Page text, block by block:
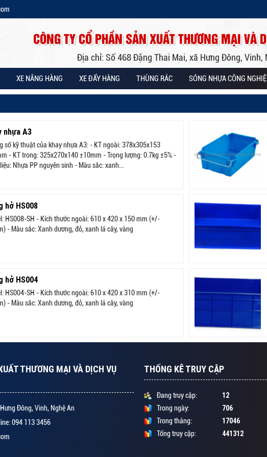
CÔNG TY CỔ PHẦN SẢN XUẤT THƯƠNG MẠI VÀ
Địa chỉ: Số 468 Đặng Thai Mai, xã Hưng Đông, Vinh,
XE NÂNG HÀNG XE ĐẨY HÀNG THÙNG RÁC SÓNG NHỰA CÔNG
nhựa A3
số kỹ thuật của khay nhựa A3: - KT ngoài: 378x305x153
- KT trong: 325x270x140 ±10mm - Trọng lượng: 0.7kg ±5% -
Nhựa PP nguyên sinh - Màu sắc: xanh...
hở HS008
HS008-SH - Kích thước ngoài: 610 x 420 x 150 mm (+/-
- Màu sắc: Xanh dương, đỏ, xanh lá cây, vàng
hở HS004
HS004-SH - Kích thước ngoài: 610 x 420 x 310 mm (+/-
- Màu sắc: Xanh dương, đỏ, xanh lá cây, vàng
THƯƠNG MẠI VÀ DỊCH VỤ
Đông, Vinh, Nghệ An
094 113 3456
THỐNG KÊ TRUY CẬP
Đang truy cập: 12
Trong ngày: 706
Trong tháng: 17046
Tổng truy cập: 441312